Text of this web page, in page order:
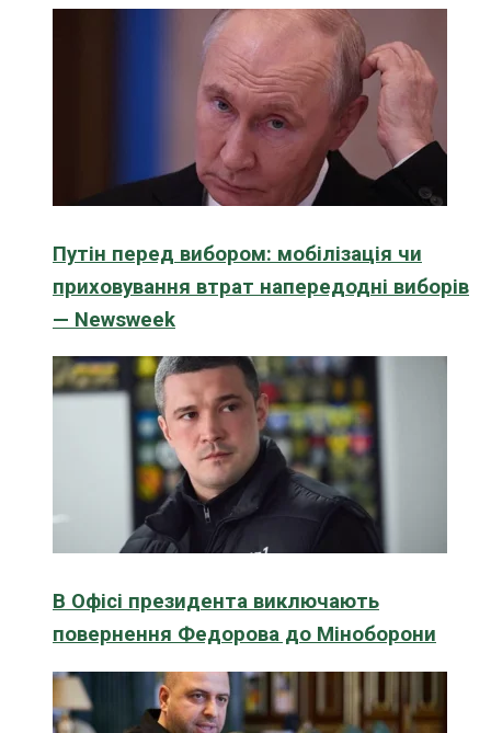
Путін перед вибором: мобілізація чи
приховування втрат напередодні виборів
— Newsweek
В Офісі президента виключають
повернення Федорова до Міноборони